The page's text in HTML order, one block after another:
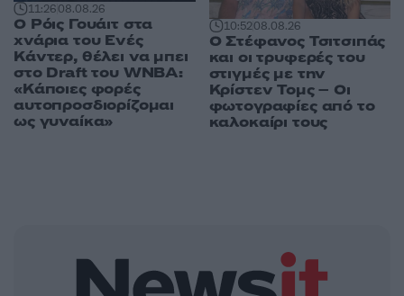
11:2608.08.26
Ο Ρόις Γουάιτ στα
χνάρια του Ενές
Κάντερ, θέλει να μπει
στο Draft του WNBA:
«Κάποιες φορές
αυτοπροσδιορίζομαι
ως γυναίκα»
10:5208.08.26
Ο Στέφανος Τσιτσιπάς
και οι τρυφερές του
στιγμές με την
Κρίστεν Τομς – Οι
φωτογραφίες από το
καλοκαίρι τους